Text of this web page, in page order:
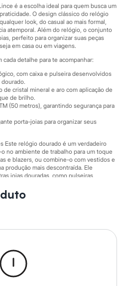
é a escolha ideal para quem busca um
O design clássico do relógio
look, do casual ao mais formal,
atemporal. Além do relógio, o conjunto
perfeito para organizar suas peças
em casa ou em viagens.
detalhe para te acompanhar:
com caixa e pulseira desenvolvidos
cristal mineral e aro com aplicação de
de brilho.
(50 metros), garantindo segurança para
porta-joias para organizar seus
Este relógio dourado é um verdadeiro
no ambiente de trabalho para um toque
e blazers, ou combine-o com vestidos e
produção mais descontraída. Ele
joias douradas, como pulseiras
acompanha o kit é um mimo funcional,
seus acessórios organizados na